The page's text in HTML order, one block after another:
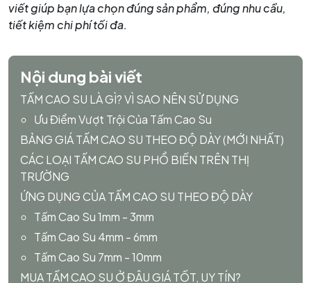
viết giúp bạn lựa chọn đúng sản phẩm, đúng nhu cầu,
tiết kiệm chi phí tối đa.
Nội dung bài viết
TẤM CAO SU LÀ GÌ? VÌ SAO NÊN SỬ DỤNG
Ưu Điểm Vượt Trội Của Tấm Cao Su
BẢNG GIÁ TẤM CAO SU THEO ĐỘ DÀY (MỚI NHẤT)
CÁC LOẠI TẤM CAO SU PHỔ BIẾN TRÊN THỊ
TRƯỜNG
ỨNG DỤNG CỦA TẤM CAO SU THEO ĐỘ DÀY
Tấm Cao Su 1mm - 3mm
Tấm Cao Su 4mm - 6mm
Tấm Cao Su 7mm - 10mm
MUA TẤM CAO SU Ở ĐÂU GIÁ TỐT, UY TÍN?